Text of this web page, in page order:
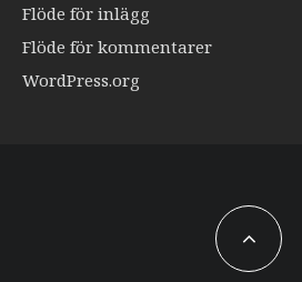
Flöde för inlägg
Flöde för kommentarer
WordPress.org